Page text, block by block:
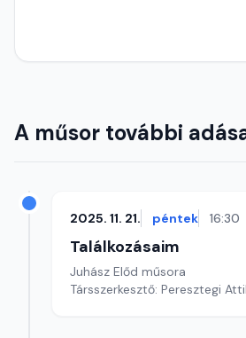
A műsor további
2025. 11. 21. péntek 16:30
Találkozásaim
Juhász Előd műsora
Társszerkesztő: Peresztegi